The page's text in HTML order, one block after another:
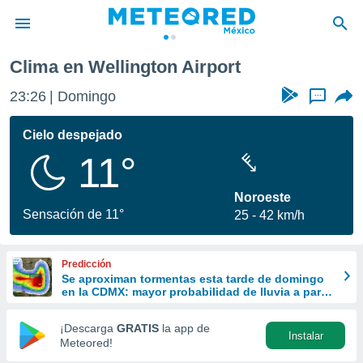
de
ha sido
calidad.
a este
las
y
forma
digital
basada
Clima en Wellington Airport
23:26 Domingo ...
Cielo despejado
11°
Sensación de 11°
Noroeste
25
42 km/h
Predicción
Se aproximan tormentas esta tarde de domingo
en la CDMX: mayor probabilidad de lluvia a partir
¡Descarga GRATIS la app de
Meteored!
Instalar